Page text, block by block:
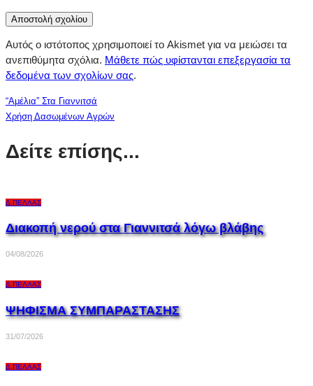
Αυτός ο ιστότοπος χρησιμοποιεί το Akismet για να μειώσει τα
ανεπιθύμητα σχόλια. Μάθετε πώς υφίστανται επεξεργασία τα
δεδομένα των σχολίων σας.
“Αμέλια” Στα Γιαννιτσά
Xρήση Δασωμένων Αγρών
Δείτε επίσης...
Δ.ΠΈΛΛΑΣ
Διακοπή νερού στα Γιαννιτσά λόγω βλάβης
04/08/2026
Δ.ΠΈΛΛΑΣ
ΨΗΦΙΣΜΑ ΣΥΜΠΑΡΑΣΤΑΣΗΣ
31/07/2026
Δ.ΠΈΛΛΑΣ